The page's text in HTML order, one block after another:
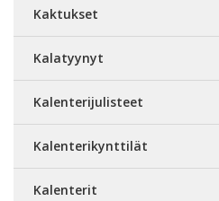
Kaktukset
Kalatyynyt
Kalenterijulisteet
Kalenterikynttilät
Kalenterit